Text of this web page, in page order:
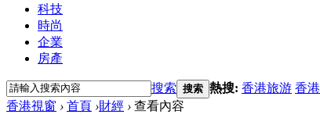
科技
時尚
企業
房產
搜索 搜索 熱搜: 香港旅游 香
香港視窗 › 首頁 ›財經 › 查看內容